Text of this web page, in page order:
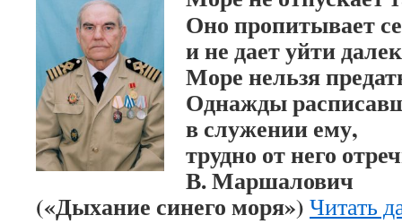
Оно пропитывает
и не дает уйти
Море нельзя
Однажды
в служении ему,
трудно от него
В. Маршалович
(«Дыхание синего моря») Читать